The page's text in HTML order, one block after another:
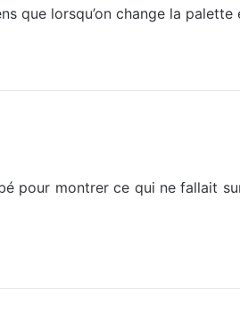
que lorsqu’on change la
pour montrer ce qui ne fallait